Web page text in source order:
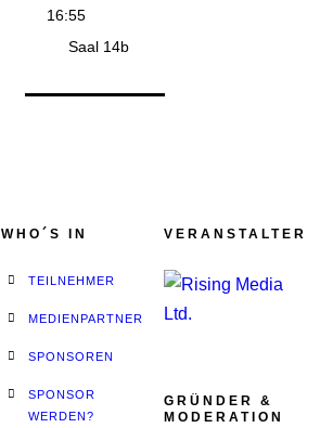
16:55
Saal 14b
WHO´S IN
TEILNEHMER
MEDIENPARTNER
SPONSOREN
SPONSOR
WERDEN?
VERANSTALTER
GRÜNDER &
MODERATION